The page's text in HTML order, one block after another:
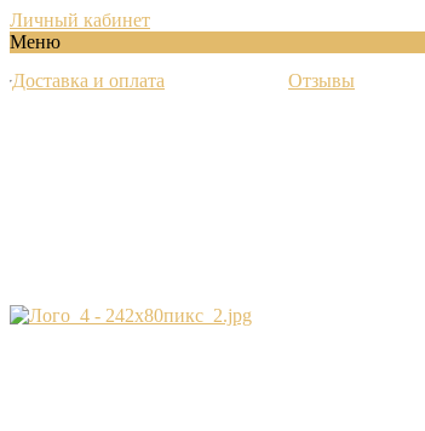
Личный кабинет
Меню
Доставка и оплата
Отзывы